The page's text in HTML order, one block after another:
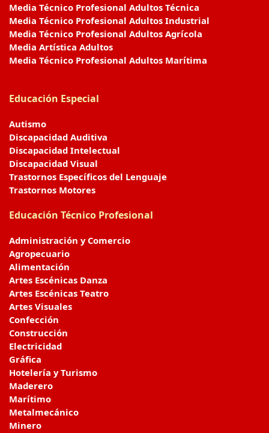
Media Técnico Profesional Adultos Técnica
Media Técnico Profesional Adultos Industrial
Media Técnico Profesional Adultos Agrícola
Media Artística Adultos
Media Técnico Profesional Adultos Marítima
Educación Especial
Autismo
Discapacidad Auditiva
Discapacidad Intelectual
Discapacidad Visual
Trastornos Específicos del Lenguaje
Trastornos Motores
Educación Técnico Profesional
Administración y Comercio
Agropecuario
Alimentación
Artes Escénicas Danza
Artes Escénicas Teatro
Artes Visuales
Confección
Construcción
Electricidad
Gráfica
Hotelería y Turismo
Maderero
Marítimo
Metalmecánico
Minero